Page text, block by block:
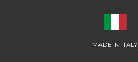
MADE IN ITALY